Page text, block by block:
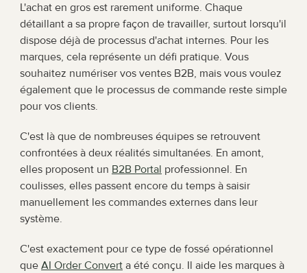
L'achat en gros est rarement uniforme. Chaque
détaillant a sa propre façon de travailler, surtout lorsqu'il
dispose déjà de processus d'achat internes. Pour les
marques, cela représente un défi pratique. Vous
souhaitez numériser vos ventes B2B, mais vous voulez
également que le processus de commande reste simple
pour vos clients.
C'est là que de nombreuses équipes se retrouvent
confrontées à deux réalités simultanées. En amont,
elles proposent un B2B Portal professionnel. En
coulisses, elles passent encore du temps à saisir
manuellement les commandes externes dans leur
système.
C'est exactement pour ce type de fossé opérationnel
que AI Order Convert a été conçu. Il aide les marques à